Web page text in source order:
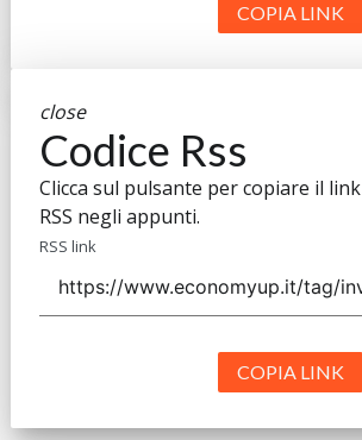
COPIA LINK
close
Codice Rss
Clicca sul pulsante per copiare il link
RSS negli appunti.
RSS link
COPIA LINK